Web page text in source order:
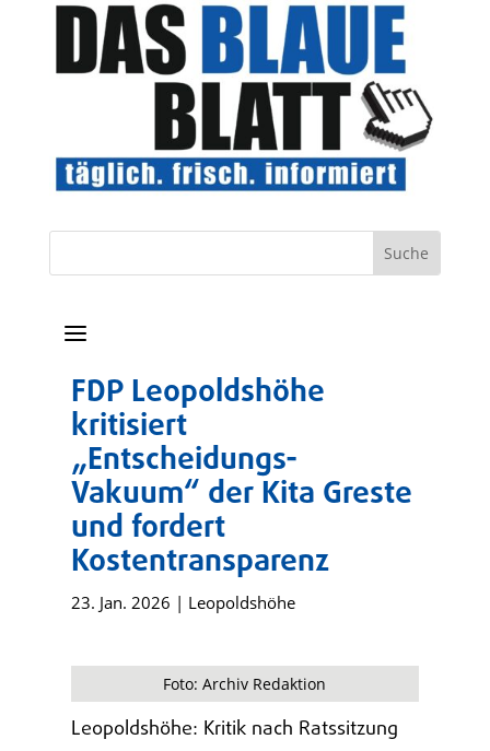
a
FDP Leopoldshöhe
kritisiert
„Entscheidungs-
Vakuum“ der Kita Greste
und fordert
Kostentransparenz
23. Jan. 2026 | Leopoldshöhe
Foto: Archiv Redaktion
Leopoldshöhe: Kritik nach Ratssitzung